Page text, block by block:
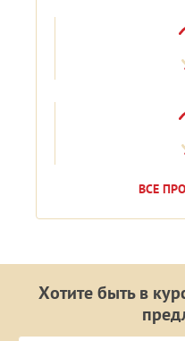
ВСЕ
Хотите быть в